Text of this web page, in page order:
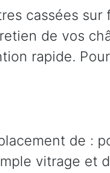
cassées
de vos
rapide.
de :
vitrage et